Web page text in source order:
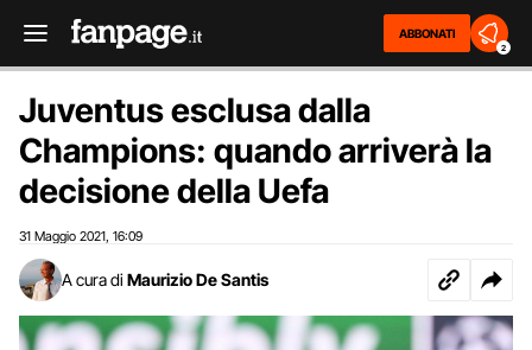
ABBONATI
2
Juventus esclusa dalla
Champions: quando arriverà la
decisione della Uefa
31 Maggio 2021 16:09
A cura di Maurizio De Santis